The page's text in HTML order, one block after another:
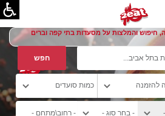
חיפוש והמלצות על מסעדות בתי קפה וברים